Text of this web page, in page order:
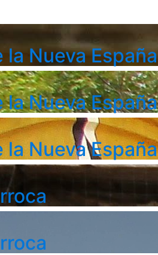
Nueva España
Nueva España
Nueva España